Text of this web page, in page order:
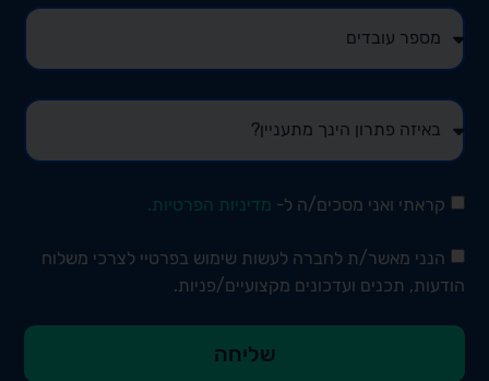
קראתי ואני מסכים/ה ל- מדיניות הפרטיות.
הנני מאשר/ת לחברה לעשות שימוש בפרטיי לצרכי משלוח
הודעות, תכנים ועדכונים מקצועיים/פניות.
שליחה